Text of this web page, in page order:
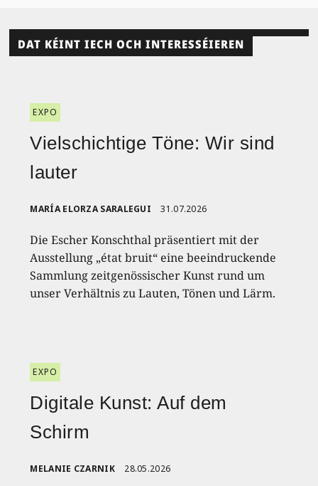
DAT KÉINT IECH OCH INTERESSÉIEREN
EXPO
Vielschichtige Töne: Wir sind
lauter
MARÍA ELORZA SARALEGUI 31.07.2026
Die Escher Konschthal präsentiert mit der
Ausstellung „état bruit“ eine beeindruckende
Sammlung zeitgenössischer Kunst rund um
unser Verhältnis zu Lauten, Tönen und Lärm.
EXPO
Digitale Kunst: Auf dem
Schirm
MELANIE CZARNIK 28.05.2026